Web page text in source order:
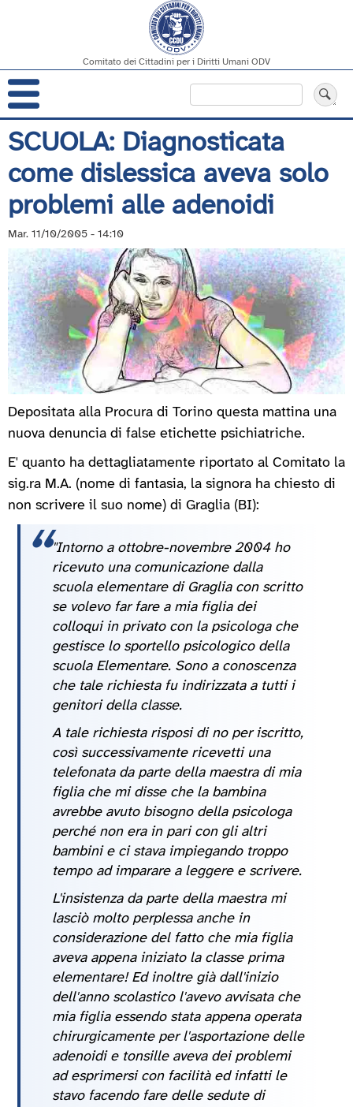
Salta
al
contenuto
principale
Comitato dei Cittadini per i Diritti Umani ODV
Navigazione
principale
SCUOLA: Diagnosticata
come dislessica aveva solo
problemi alle adenoidi
Mar. 11/10/2005 - 14:10
Depositata alla Procura di Torino questa mattina una
nuova denuncia di false etichette psichiatriche.
E' quanto ha dettagliatamente riportato al Comitato la
sig.ra M.A. (nome di fantasia, la signora ha chiesto di
non scrivere il suo nome) di Graglia (BI):
"Intorno a ottobre-novembre 2004 ho
ricevuto una comunicazione dalla
scuola elementare di Graglia con scritto
se volevo far fare a mia figlia dei
colloqui in privato con la psicologa che
gestisce lo sportello psicologico della
scuola Elementare. Sono a conoscenza
che tale richiesta fu indirizzata a tutti i
genitori della classe.
A tale richiesta risposi di no per iscritto,
così successivamente ricevetti una
telefonata da parte della maestra di mia
figlia che mi disse che la bambina
avrebbe avuto bisogno della psicologa
perché non era in pari con gli altri
bambini e ci stava impiegando troppo
tempo ad imparare a leggere e scrivere.
L'insistenza da parte della maestra mi
lasciò molto perplessa anche in
considerazione del fatto che mia figlia
aveva appena iniziato la classe prima
elementare! Ed inoltre già dall'inizio
dell'anno scolastico l'avevo avvisata che
mia figlia essendo stata appena operata
chirurgicamente per l'asportazione delle
adenoidi e tonsille aveva dei problemi
ad esprimersi con facilità ed infatti le
stavo facendo fare delle sedute di